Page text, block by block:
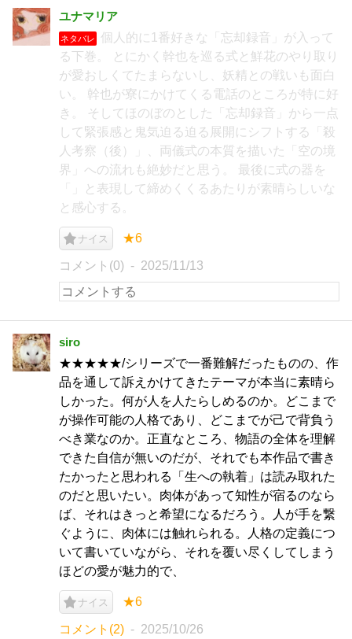
ユナマリア
ネタバレ
個人的に1番好きな「忘却録音」が入って
る下巻。 とにかく幹也を巡る式と鮮花のやり取り
が愛おしくてたまらないし、妖精との戦いも面白
い。 幹也が寮にかけてくる電話のところが特に好
き。 そしてほのぼのとした「忘却録音」から一点
して緊張感と鬼気迫る迫る展開にシフトする「殺
人考察（後）」、両儀式の本質を描いた「空の境
界」への流れも絶妙だと思う。 最後に式の器を
「」と表現して締めくくるあたりが素晴らしいな
と感心する。
ナイス ★6
コメント(0) 2025/11/13
siro
★★★★★/シリーズで一番難解だったものの、作
品を通して訴えかけてきたテーマが本当に素晴ら
しかった。何が人を人たらしめるのか。どこまで
が操作可能の人格であり、どこまでが己で背負う
べき業なのか。正直なところ、物語の全体を理解
できた自信が無いのだが、それでも本作品で書き
たかったと思われる「生への執着」は読み取れた
のだと思いたい。肉体があって知性が宿るのなら
ば、それはきっと希望になるだろう。人が手を繋
ぐように、肉体には触れられる。人格の定義につ
いて書いていながら、それを覆い尽くしてしまう
ほどの愛が魅力的で、
ナイス ★6
コメント(2) 2025/10/26